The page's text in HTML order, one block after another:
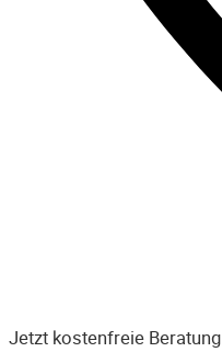
Jetzt kostenfreie Beratung